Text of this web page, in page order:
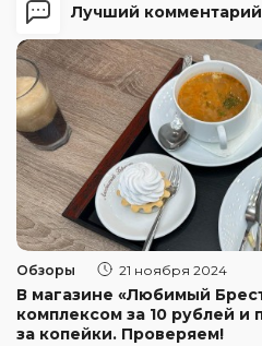
Лучший комментарий
Обзоры 21 ноября 2024
В магазине «Любимый
комплексом за 10 рублей и
за копейки. Проверяем!